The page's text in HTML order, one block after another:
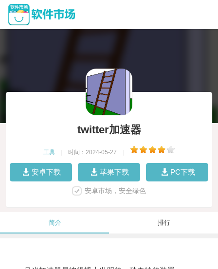
twitter加速器
工具 时间：2024-05-27
安卓下载 苹果下载 PC下载
安卓市场，安全绿色
简介 排行